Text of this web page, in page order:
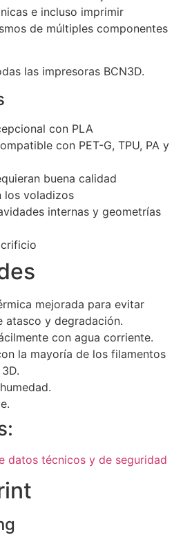
e incluso imprimir
de múltiples componentes
las impresoras BCN3D.
con PLA
con PET-G, TPU, PA y
buena calidad
los voladizos
internas y geometrías
mejorada para evitar
atasco y degradación.
con agua corriente.
la mayoría de los filamentos
datos técnicos y de seguridad